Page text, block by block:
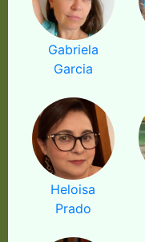
Gabriela
Garcia
Heloisa
Prado